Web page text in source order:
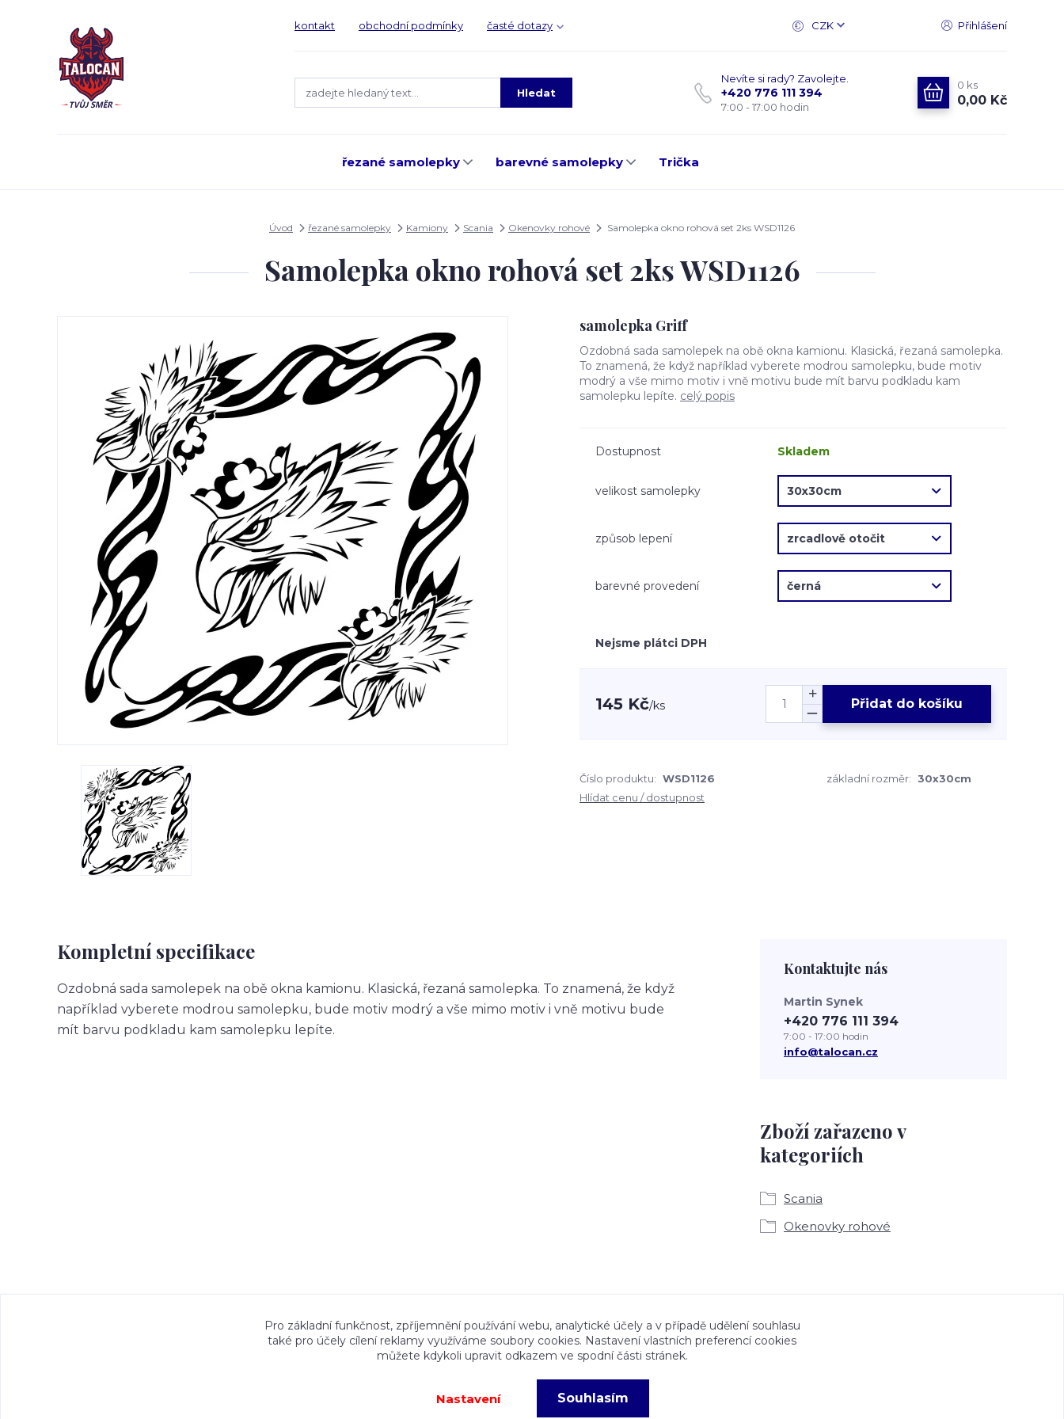
kontakt obchodní podmínky časté dotazy CZK Přihlášení
Hledat
Nevíte si rady? Zavolejte.
+420 776 111 394
7:00 - 17:00 hodin
0 ks
0,00 Kč
řezané samolepky barevné samolepky Trička
Úvod řezané samolepky Kamiony Scania Okenovky rohové Samolepka okno rohová set 2ks WSD1126
Samolepka okno rohová set 2ks WSD1126
samolepka Griff
Ozdobná sada samolepek na obě okna kamionu. Klasická, řezaná samolepka.
To znamená, že když například vyberete modrou samolepku, bude motiv
modrý a vše mimo motiv i vně motivu bude mít barvu podkladu kam
samolepku lepíte. celý popis
Dostupnost Skladem
velikost samolepky
způsob lepení
barevné provedení
Nejsme plátci DPH
145 Kč/ks Přidat do košíku
Číslo produktu: WSD1126 základní rozměr: 30x30cm
Hlídat cenu / dostupnost
Kompletní specifikace
Ozdobná sada samolepek na obě okna kamionu. Klasická, řezaná samolepka. To znamená, že když
například vyberete modrou samolepku, bude motiv modrý a vše mimo motiv i vně motivu bude
mít barvu podkladu kam samolepku lepíte.
Zboží zařazeno v
kategoriích
Scania
Okenovky rohové
Kontaktujte nás
Martin Synek
+420 776 111 394
7:00 - 17:00 hodin
info@talocan.cz
Veškeré fotografie, grafické návrhy, vizualizace a textový obsah zveřejněný na stránkách Talocan.cz a CeskeSamolepky.cz jsou chráněny autorským
právem. Jejich použití bez předchozího písemného souhlasu provozovatele je zakázáno.
Pro základní funkčnost, zpříjemnění používání webu, analytické účely a v případě udělení souhlasu
také pro účely cílení reklamy využíváme soubory cookies. Nastavení vlastních preferencí cookies
můžete kdykoli upravit odkazem ve spodní části stránek.
Nastavení Souhlasím